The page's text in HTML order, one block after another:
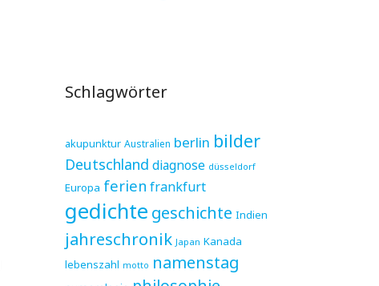
Schlagwörter
akupunktur Australien berlin bilder
Deutschland diagnose düsseldorf
Europa ferien frankfurt
gedichte geschichte Indien
jahreschronik Japan Kanada
lebenszahl motto namenstag